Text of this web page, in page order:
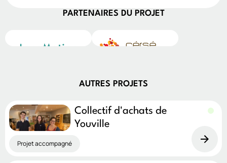
PARTENAIRES DU PROJET
AUTRES PROJETS
Collectif d'achats de
Youville
Projet accompagné